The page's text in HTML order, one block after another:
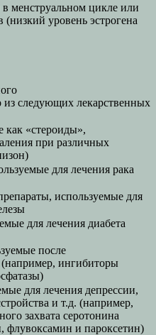
менструальном цикле или
уровень эстрогена
следующих лекарственных
как «стероиды»,
при различных
для лечения рака
используемые для
для лечения диабета
после
ингибиторы
для лечения депрессии,
и т.д. (например,
захвата серотонина
и пароксетин)